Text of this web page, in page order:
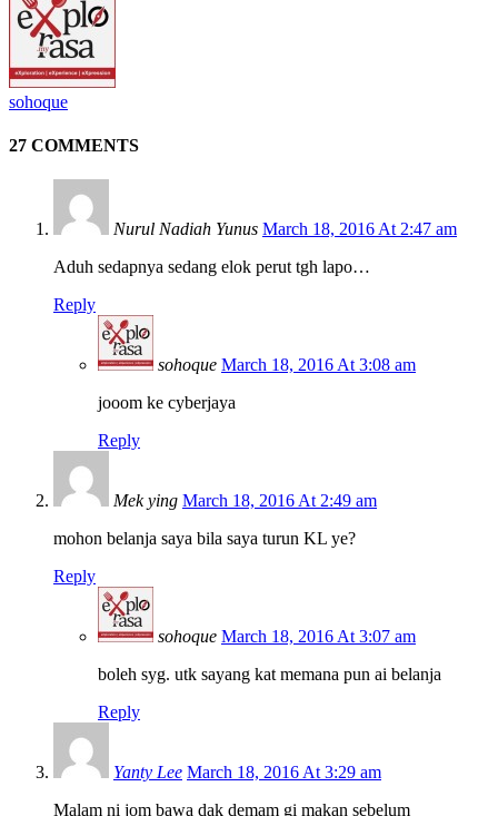
sohoque
27 COMMENTS
Nurul Nadiah Yunus March 18, 2016 At 2:47 am
Aduh sedapnya sedang elok perut tgh lapo…
Reply
sohoque March 18, 2016 At 3:08 am
jooom ke cyberjaya
Reply
Mek ying March 18, 2016 At 2:49 am
mohon belanja saya bila saya turun KL ye?
Reply
sohoque March 18, 2016 At 3:07 am
boleh syg. utk sayang kat memana pun ai belanja
Reply
Yanty Lee March 18, 2016 At 3:29 am
Malam ni jom bawa dak demam gi makan sebelum